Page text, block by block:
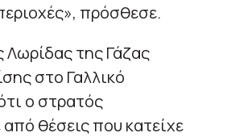
πρόσθεσε.
Λωρίδας της Γάζας
στο Γαλλικό
ο στρατός
θέσεις που κατείχε